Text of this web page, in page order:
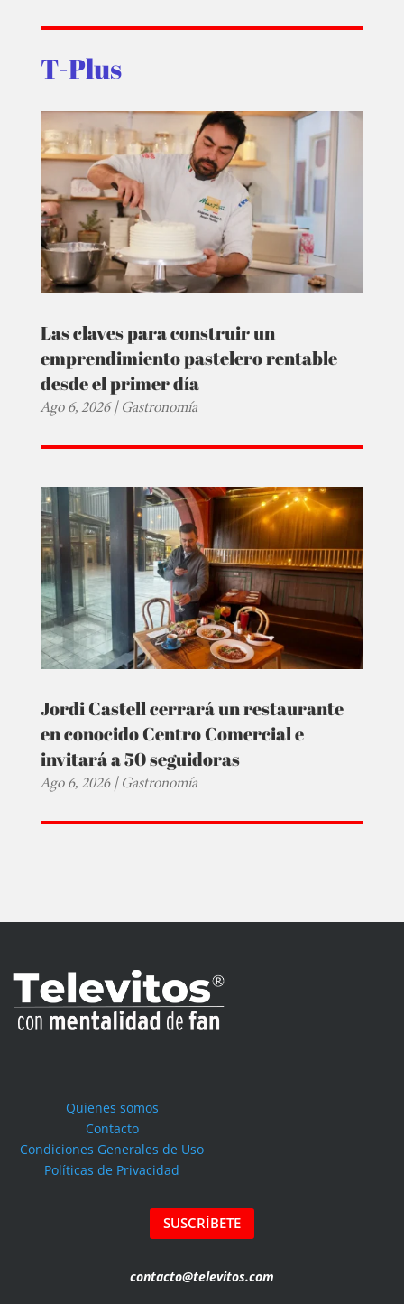
T-Plus
Las claves para construir un
emprendimiento pastelero rentable
desde el primer día
Ago 6, 2026|Gastronomía
Jordi Castell cerrará un restaurante
en conocido Centro Comercial e
invitará a 50 seguidoras
Ago 6, 2026|Gastronomía
Quienes somos
Contacto
Condiciones Generales de Uso
Políticas de Privacidad
SUSCRÍBETE
contacto@televitos.com